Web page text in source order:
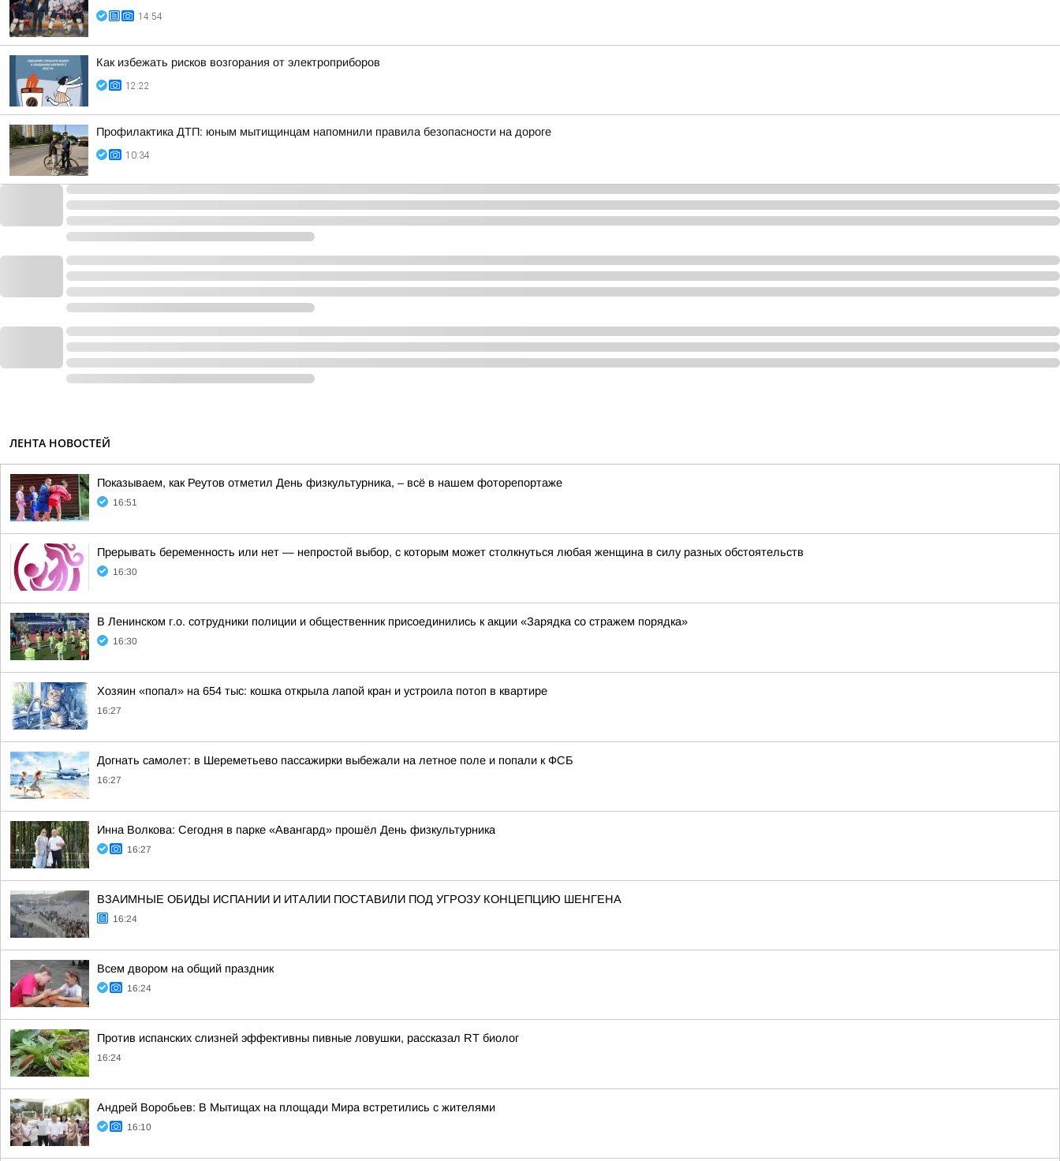
14:54
Как избежать рисков возгорания от электроприборов
12:22
Профилактика ДТП: юным мытищинцам напомнили правила безопасности на дороге
10:34
ЛЕНТА НОВОСТЕЙ
Показываем, как Реутов отметил День физкультурника, – всё в нашем фоторепортаже
16:51
Прерывать беременность или нет — непростой выбор, с которым может столкнуться любая женщина в силу разных обстоятельств
16:30
В Ленинском г.о. сотрудники полиции и общественник присоединились к акции «Зарядка со стражем порядка»
16:30
Хозяин «попал» на 654 тыс: кошка открыла лапой кран и устроила потоп в квартире
16:27
Догнать самолет: в Шереметьево пассажирки выбежали на летное поле и попали к ФСБ
16:27
Инна Волкова: Сегодня в парке «Авангард» прошёл День физкультурника
16:27
ВЗАИМНЫЕ ОБИДЫ ИСПАНИИ И ИТАЛИИ ПОСТАВИЛИ ПОД УГРОЗУ КОНЦЕПЦИЮ ШЕНГЕНА
16:24
Всем двором на общий праздник
16:24
Против испанских слизней эффективны пивные ловушки, рассказал RT биолог
16:24
Андрей Воробьев: В Мытищах на площади Мира встретились с жителями
16:10